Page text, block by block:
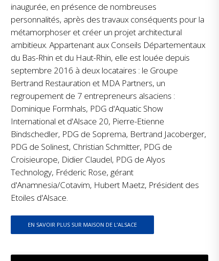
inaugurée, en présence de nombreuses
personnalités, après des travaux conséquents pour la
métamorphoser et créer un projet architectural
ambitieux. Appartenant aux Conseils Départementaux
du Bas-Rhin et du Haut-Rhin, elle est louée depuis
septembre 2016 à deux locataires : le Groupe
Bertrand Restauration et MDA Partners, un
regroupement de 7 entrepreneurs alsaciens :
Dominique Formhals, PDG d'Aquatic Show
International et d'Alsace 20, Pierre-Etienne
Bindschedler, PDG de Soprema, Bertrand Jacoberger,
PDG de Solinest, Christian Schmitter, PDG de
Croisieurope, Didier Claudel, PDG de Alyos
Technology, Fréderic Rose, gérant
d'Anamnesia/Cotavim, Hubert Maetz, Président des
Etoiles d'Alsace.
EN SAVOIR PLUS SUR MAISON DE L’ALSACE